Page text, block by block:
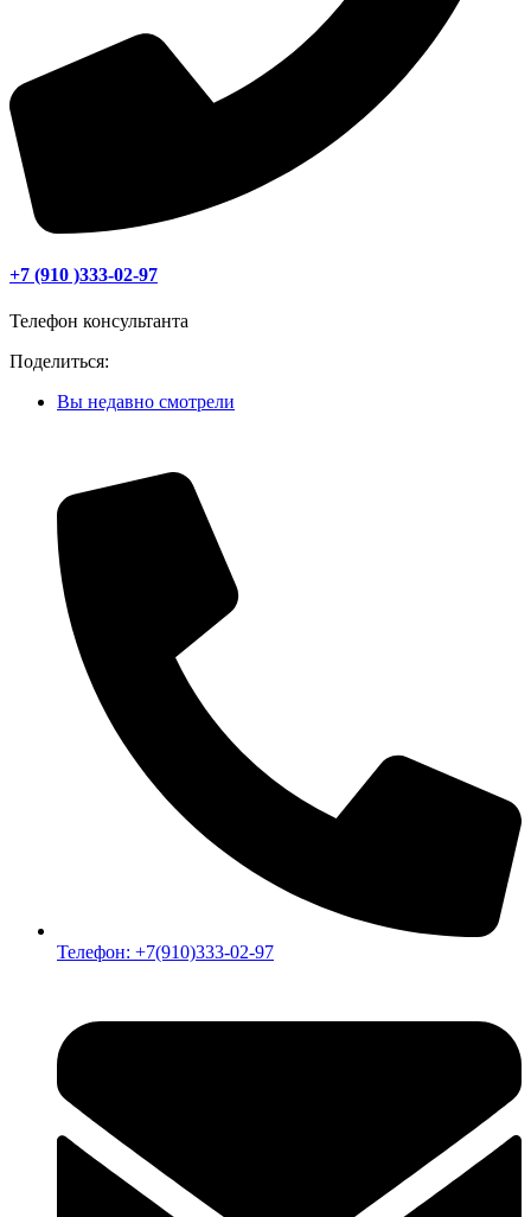
+7 (910 )333-02-97
Телефон консультанта
Поделиться:
Вы недавно смотрели
Телефон: +7(910)333-02-97